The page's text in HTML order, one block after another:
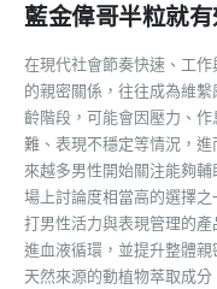
藍金偉哥半粒就
在現代社會節奏快速、工
的親密關係，往往成為維
齡階段，可能會因壓力、
難、表現不穩定等情況，
來越多男性開始關注能夠
場上討論度相當高的選擇
打男性活力與表現管理的
進血液循環，並提升整體
天然來源的動植物萃取成